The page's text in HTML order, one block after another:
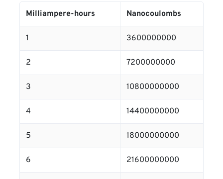
Milliampere-hours Nanocoulombs
1 3600000000
2 7200000000
3 10800000000
4 14400000000
5 18000000000
6 21600000000